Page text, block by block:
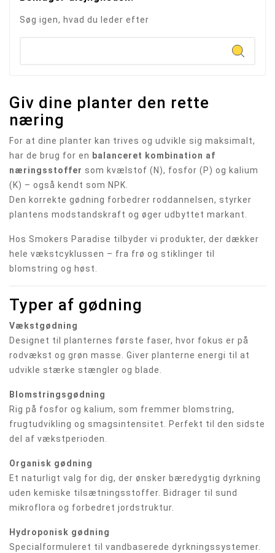
Søg igen, hvad du leder efter
Giv dine planter den rette
næring
For at dine planter kan trives og udvikle sig maksimalt,
har de brug for en balanceret kombination af
næringsstoffer som kvælstof (N), fosfor (P) og kalium
(K) – også kendt som NPK.
Den korrekte gødning forbedrer roddannelsen, styrker
plantens modstandskraft og øger udbyttet markant.
Hos Smokers Paradise tilbyder vi produkter, der dækker
hele vækstcyklussen – fra frø og stiklinger til
blomstring og høst.
Typer af gødning
Vækstgødning
Designet til planternes første faser, hvor fokus er på
rodvækst og grøn masse. Giver planterne energi til at
udvikle stærke stængler og blade.
Blomstringsgødning
Rig på fosfor og kalium, som fremmer blomstring,
frugtudvikling og smagsintensitet. Perfekt til den sidste
del af vækstperioden.
Organisk gødning
Et naturligt valg for dig, der ønsker bæredygtig dyrkning
uden kemiske tilsætningsstoffer. Bidrager til sund
mikroflora og forbedret jordstruktur.
Hydroponisk gødning
Specialformuleret til vandbaserede dyrkningssystemer.